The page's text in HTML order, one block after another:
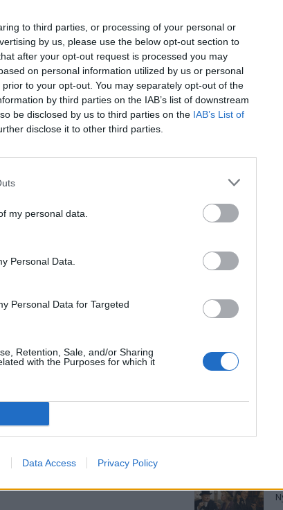
to third parties, or processing of your personal or
by us, please use the below opt-out section to
after your opt-out request is processed you may
on personal information utilized by us or personal
to your opt-out. You may separately opt-out of the
by third parties on the IAB’s list of downstream
be disclosed by us to third parties on the IAB’s List of
disclose it to other third parties.
my personal data.
Personal Data.
Personal Data for Targeted
Retention, Sale, and/or Sharing
with the Purposes for which it
Data Access Privacy Policy